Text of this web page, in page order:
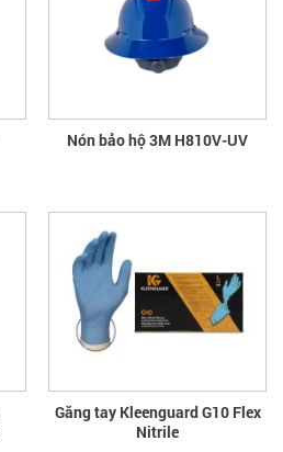
Nón bảo hộ 3M H810V-UV
Găng tay Kleenguard G10 Flex
Nitrile